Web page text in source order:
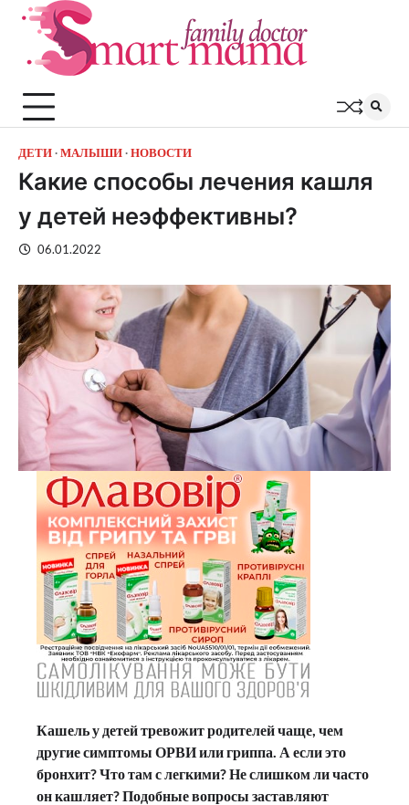
Перейти
содержимому
ДЕТИ МАЛЫШИ НОВОСТИ
Какие способы лечения кашля
у детей неэффективны?
06.01.2022
Кашель у детей тревожит родителей чаще, чем
другие симптомы ОРВИ или гриппа. А если это
бронхит? Что там с легкими? Не слишком ли часто
он кашляет? Подобные вопросы заставляют